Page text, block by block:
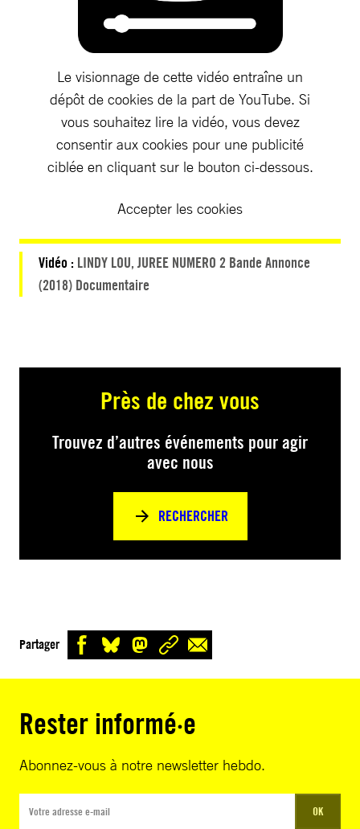
Le visionnage de cette vidéo entraîne un
dépôt de cookies de la part de YouTube. Si
vous souhaitez lire la vidéo, vous devez
consentir aux cookies pour une publicité
ciblée en cliquant sur le bouton ci-dessous.
Accepter les cookies
Vidéo : LINDY LOU, JUREE NUMERO 2 Bande Annonce
(2018) Documentaire
Près de chez vous
Trouvez d’autres événements pour agir
avec nous
RECHERCHER
Partager
Rester informé·e
Abonnez-vous à notre newsletter hebdo.
OK